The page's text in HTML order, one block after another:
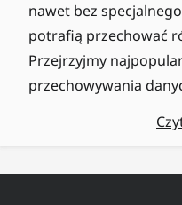
nawet bez
potrafią przechować
Przejrzyjmy
przechowywania